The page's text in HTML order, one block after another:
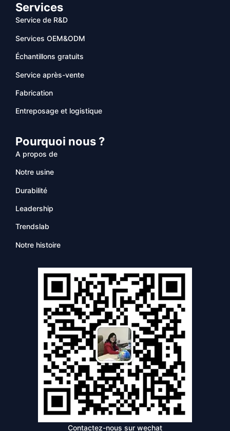
Services
Service de R&D
Services OEM&ODM
Échantillons gratuits
Service après-vente
Fabrication
Entreposage et logistique
Pourquoi nous ?
A propos de
Notre usine
Durabilité
Leadership
Trendslab
Notre histoire
Contactez-nous sur wechat